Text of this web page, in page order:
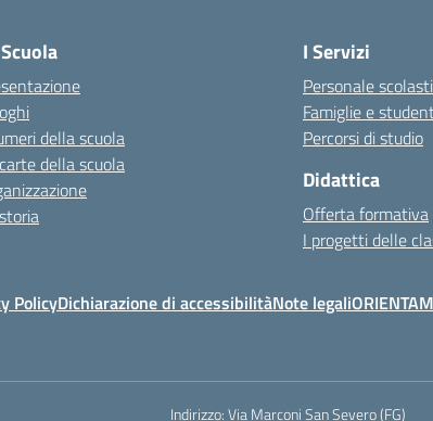
della scuola
della scuola
I Servizi
Personale
Famiglie e
Percorsi di studio
Didattica
Offerta formativa
I progetti delle
PolicyDichiarazione di accessibilitàNote legali
Indirizzo:Via Marconi San Severo (FG)